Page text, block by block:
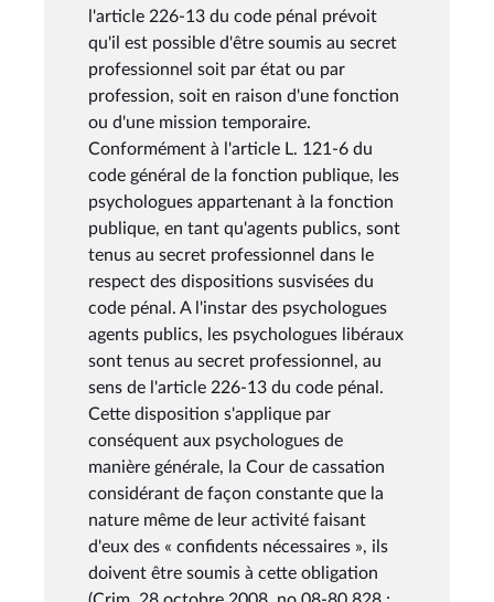
l'article 226-13 du code pénal prévoit
qu'il est possible d'être soumis au secret
professionnel soit par état ou par
profession, soit en raison d'une fonction
ou d'une mission temporaire.
Conformément à l'article L. 121-6 du
code général de la fonction publique, les
psychologues appartenant à la fonction
publique, en tant qu'agents publics, sont
tenus au secret professionnel dans le
respect des dispositions susvisées du
code pénal. A l'instar des psychologues
agents publics, les psychologues libéraux
sont tenus au secret professionnel, au
sens de l'article 226-13 du code pénal.
Cette disposition s'applique par
conséquent aux psychologues de
manière générale, la Cour de cassation
considérant de façon constante que la
nature même de leur activité faisant
d'eux des « confidents nécessaires », ils
doivent être soumis à cette obligation